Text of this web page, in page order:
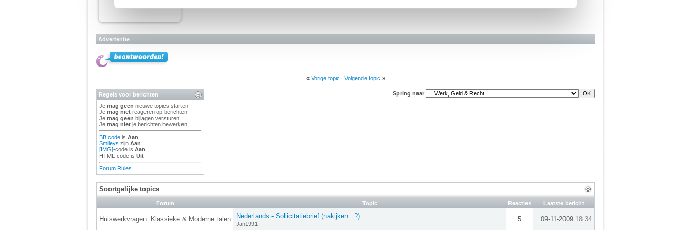
Advertentie
« Vorige topic | Volgende topic »
Regels voor berichten
Je mag geen nieuwe topics starten
Je mag niet reageren op berichten
Je mag geen bijlagen versturen
Je mag niet je berichten bewerken
BB code is Aan
Smileys zijn Aan
[IMG]-code is Aan
HTML-code is Uit
Forum Rules
Spring naar
Soortgelijke topics
Forum Topic Reacties Laatste bericht
Huiswerkvragen: Klassieke & Moderne talen Nederlands - Sollicitatiebrief (nakijken ..?)
Jan1991
5 09-11-2009 18:34